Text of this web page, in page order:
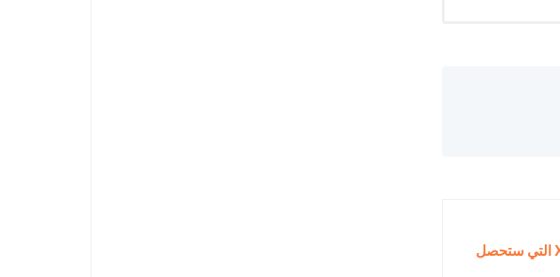
هذه هي قائمة هواتف شركة Xiaomi التي ستحصل